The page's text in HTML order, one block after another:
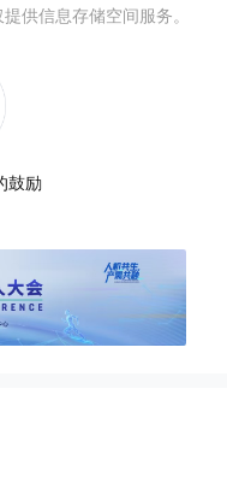
供信息存储空间服务。
鼓励